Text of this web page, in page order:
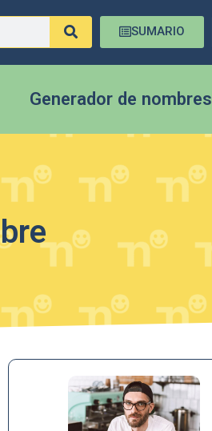
SUMARIO
Generador de nombres